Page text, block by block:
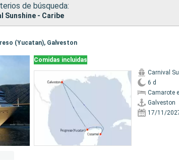
de búsqueda:
Sunshine - Caribe
(Yucatan), Galveston
Comidas incluidas
Carnival
6 d
Camarote
Galveston
17/11/